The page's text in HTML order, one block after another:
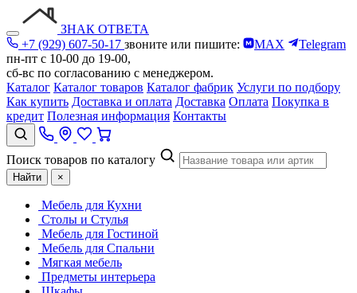
ЗНАК ОТВЕТА
+7 (929) 607-50-17 звоните или пишите: MAX
Telegram
пн-пт с 10-00 до 19-00,
сб-вс по согласованию с менеджером.
Каталог Каталог товаров Каталог фабрик Услуги по подбору
Как купить Доставка и оплата Доставка Оплата Покупка в
кредит Полезная информация Контакты
Поиск товаров по каталогу
Найти ×
Мебель для Кухни
Столы и Стулья
Мебель для Гостиной
Мебель для Спальни
Мягкая мебель
Предметы интерьера